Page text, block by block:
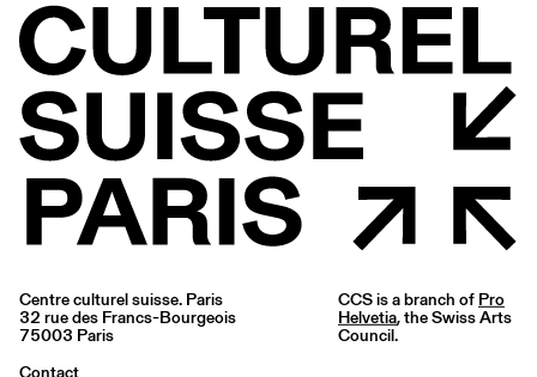
Centre culturel suisse. Paris
32 rue des Francs-Bourgeois
75003 Paris
Contact
CCS is a branch of Pro
Helvetia, the Swiss Arts
Council.